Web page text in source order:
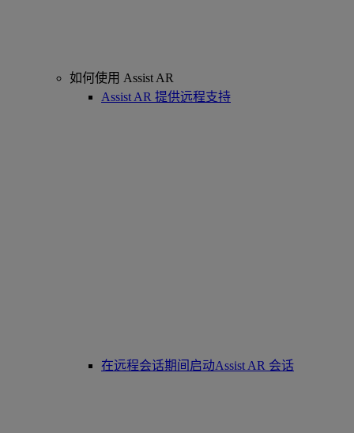
如何使用 Assist AR
Assist AR 提供远程支持
在远程会话期间启动Assist AR 会话